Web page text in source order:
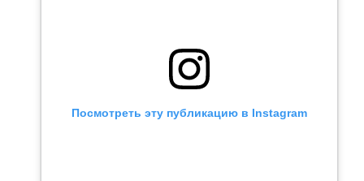
Посмотреть эту публикацию в Instagram